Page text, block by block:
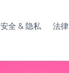
安全 & 隐私 法律